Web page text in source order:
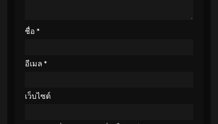
ชื่อ *
อีเมล *
เว็บไซต์